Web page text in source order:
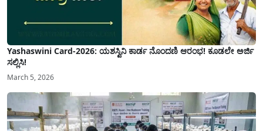
Yashaswini Card-2026: ಯಶಸ್ವಿನಿ ಕಾರ್ಡ ನೊಂದಣಿ ಆರಂಭ! ಕೂಡಲೇ ಅರ್ಜಿ
ಸಲ್ಲಿಸಿ!
March 5, 2026